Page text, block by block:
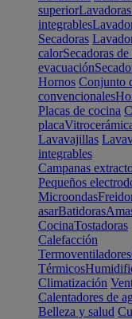
superior
integrables
Secadoras
calorSecadoras
evacuación
Hornos Conjunto
convencionales
Placas de cocina
placa
Lavavajillas
integrables
Campanas
Pequeños
Microondas
asarBatidoras
CocinaTostadoras
Calefacción
Termoventiladores
Térmicos
Climatización
Calentadores de
Belleza y salud